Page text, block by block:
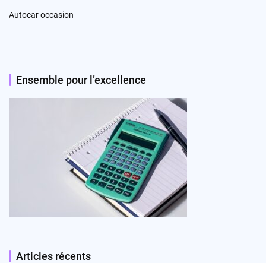
Autocar occasion
Ensemble pour l’excellence
Articles récents